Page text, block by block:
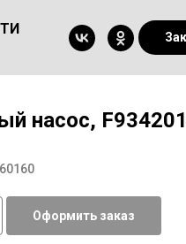
насос,
Оформить заказ